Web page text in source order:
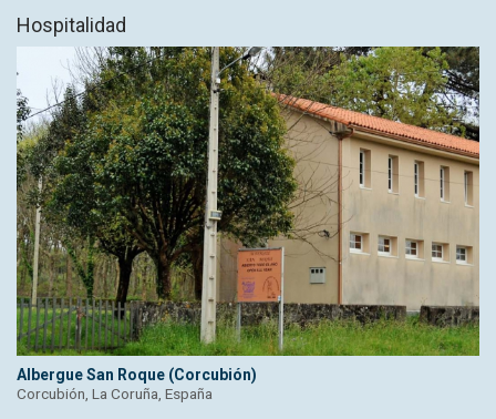
Hospitalidad
Albergue San Roque (Corcubión)
Corcubión, La Coruña, España